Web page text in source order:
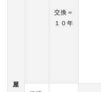
屋
交換＝
１０年